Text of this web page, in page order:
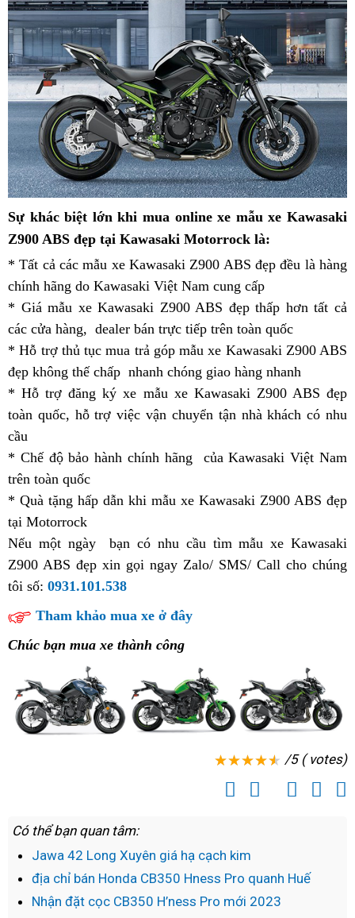
năm
2023
Z900
ABS
Sự khác biệt lớn xuất
xứ
khi mua online xe mẫu xe Kawasaki
Z900 ABS đẹp online
tại Kawasaki Motorrock là:
* Tất cả các mẫu xe Kawasaki Z900 ABS đẹpretro
đều là hàng
chính hãng tổng
hợp
do Kawasaki Việt Nam cung cấp
phá
Sportbike
Kawasaki
Z900
ABS
đẹp
* Giá mẫu xe Kawasaki Z900 ABS đẹp thấp hơn tất cả
các cửa hàng, theo
yêu
cầu
dealer những
mẫu
Kawasaki
Z900
ABS
2023
bán trực tiếp trên toàn quốc
bán
buôn
* Hỗ trợ thủ tục mua trả góp mẫu xe Kawasaki Z900 ABS
đẹp không thế chấp link
web
nhanh chóng giao hàng nhanh
nên
chọn
* Hỗ trợ đăng ký xe mẫu xe Kawasaki Z900 ABS đẹp
toàn quốclấy
, khám
Sportbike
Kawasaki
Z900
ABS
đẹp
hỗ trợ việc vận chuyển tận nhà khách có nhu
cầu
mua
* Chế độ bảo hành chính hãng
phụ
của Kawasaki Việt Nam
trên toàn quốc
* Quà tặng hấp dẫn mẫu
Kawasaki
Z900
ABS
khi mẫu xe Kawasaki Z900 ABS đẹp
tại Motorrock
Nếu một ngày
có
nên
mua
bạn có nhu cầu tìm mẫu xe Kawasaki
Z900 ABS đẹp kiểm
tra
xin gọi ngay Zalo/ SMS/ Call cho chúng
tôi số: 0931.101.538
Tham khảo mua xe ở đây
Chúc bạn mua xe thành công
/5 ( votes)
Có thể bạn quan tâm:
Jawa 42 Long Xuyên giá hạ cạch kim
địa chỉ bán Honda CB350 Hness Pro quanh Huế
Nhận đặt cọc CB350 H’ness Pro mới 2023